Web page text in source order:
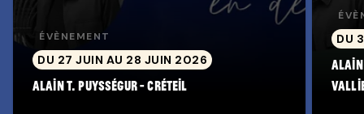
ÉVÈNEMENT
DU 27 JUIN AU 28 JUIN 2026
Alain T. Puysségur - Créteil
DU
Alain